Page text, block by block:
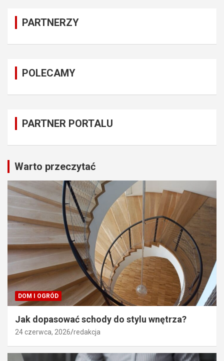
PARTNERZY
POLECAMY
PARTNER PORTALU
Warto przeczytać
DOM I OGRÓD
Jak dopasować schody do stylu wnętrza?
24 czerwca, 2026 redakcja